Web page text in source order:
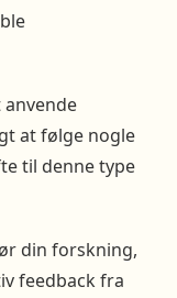
at følge nogle
til denne type
din forskning,
feedback fra